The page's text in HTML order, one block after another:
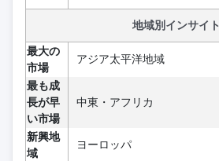
地域別インサイト
最大の
市場
アジア太平洋地域
最も成
長が早
い市場
中東・アフリカ
新興地
域
ヨーロッパ